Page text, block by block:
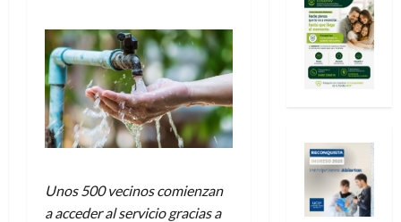
Unos 500 vecinos comienzan
a acceder al servicio gracias a